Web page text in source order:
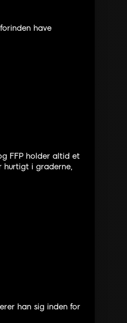
have
FFP holder altid et
hurtigt i graderne,
han sig inden for